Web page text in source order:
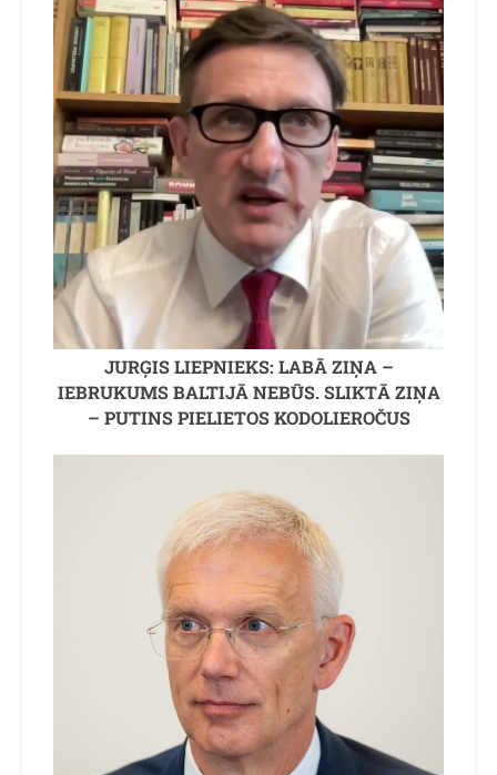
JURĢIS LIEPNIEKS: LABĀ ZIŅA –
IEBRUKUMS BALTIJĀ NEBŪS. SLIKTĀ ZIŅA
– PUTINS PIELIETOS KODOLIEROČUS